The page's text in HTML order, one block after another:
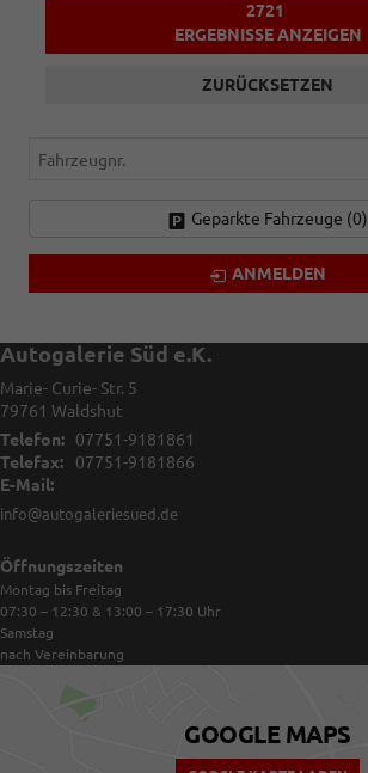
2721
ERGEBNISSE ANZEIGEN
ZURÜCKSETZEN
Fahrzeugnr.
Geparkte Fahrzeuge (0)
ANMELDEN
Autogalerie Süd e.K.
Marie- Curie- Str. 5
79761 Waldshut
Telefon:
07751-9181861
Telefax:
07751-9181866
E-Mail:
info@autogaleriesued.de
Öffnungszeiten
Montag bis Freitag
07:30 – 12:30 & 13:00 – 17:30 Uhr
Samstag
nach Vereinbarung
GOOGLE MAPS